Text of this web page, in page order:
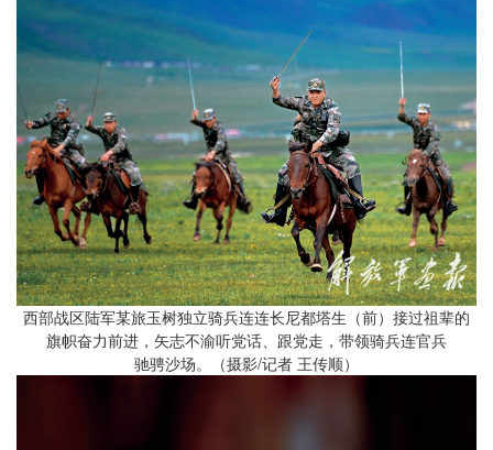
西部战区陆军某旅玉树独立骑兵连连长尼都塔生（前）接过祖辈的
旗帜奋力前进，矢志不渝听党话、跟党走，带领骑兵连官兵
驰骋沙场。（摄影/记者 王传顺）